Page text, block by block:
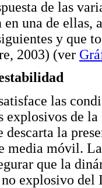
de las
una de ellas,
y que
2003) (ver
las
explosivos de
la
media móvil.
que la
explosivo del